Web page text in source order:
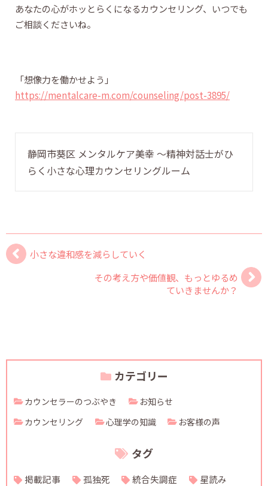
あなたの心がホッとらくになるカウンセリング、いつでも
ご相談くださいね。
「想像力を働かせよう」
https://mentalcare-m.com/counseling/post-3895/
静岡市葵区 メンタルケア美幸 〜精神対話士がひ
らく小さな心理カウンセリングルーム
小さな違和感を減らしていく
その考え方や価値観、もっとゆるめ
ていきませんか？
カテゴリー
カウンセラーのつぶやき
お知らせ
カウンセリング
心理学の知識 お客様の声
タグ
掲載記事 孤独死 統合失調症
星読み